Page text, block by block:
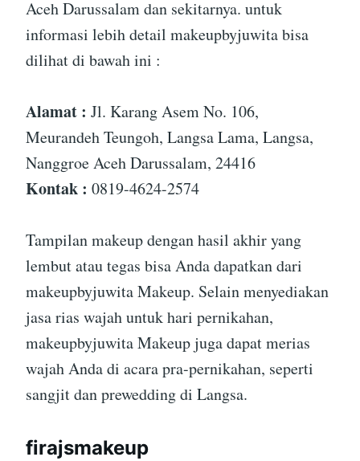
Aceh Darussalam dan sekitarnya. untuk
informasi lebih detail makeupbyjuwita bisa
dilihat di bawah ini :
Alamat : Jl. Karang Asem No. 106,
Meurandeh Teungoh, Langsa Lama, Langsa,
Nanggroe Aceh Darussalam, 24416
Kontak : 0819-4624-2574
Tampilan makeup dengan hasil akhir yang
lembut atau tegas bisa Anda dapatkan dari
makeupbyjuwita Makeup. Selain menyediakan
jasa rias wajah untuk hari pernikahan,
makeupbyjuwita Makeup juga dapat merias
wajah Anda di acara pra-pernikahan, seperti
sangjit dan prewedding di Langsa.
firajsmakeup